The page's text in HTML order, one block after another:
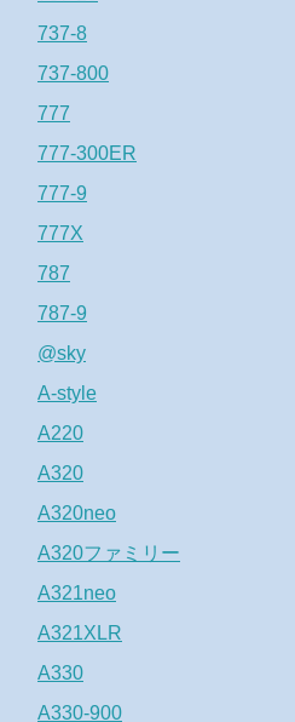
737-8
737-800
777
777-300ER
777-9
777X
787
787-9
@sky
A-style
A220
A320
A320neo
A320ファミリー
A321neo
A321XLR
A330
A330-900